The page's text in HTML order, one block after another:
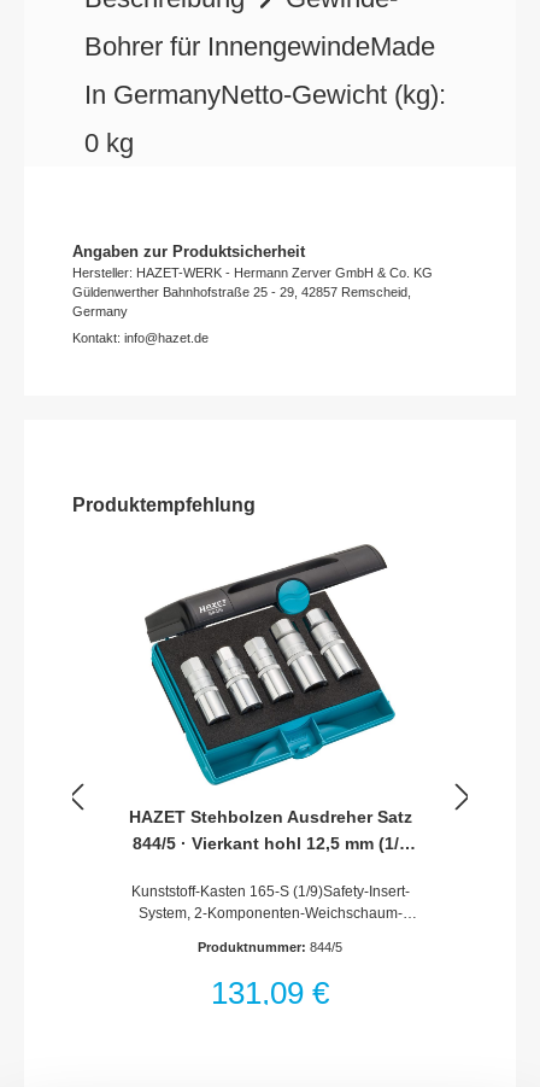
Bohrer für InnengewindeMade
In GermanyNetto-Gewicht (kg):
0 kg
Angaben zur Produktsicherheit
Hersteller: HAZET-WERK - Hermann Zerver GmbH & Co. KG
Güldenwerther Bahnhofstraße 25 - 29, 42857 Remscheid,
Germany
Kontakt: info@hazet.de
Produktempfehlung
HAZET Stehbolzen Ausdreher Satz
844/5 · Vierkant hohl 12,5 mm (1/2
Kunststoff-Kasten 165-S (1/9)Safety-Insert-
System, 2-Komponenten-Weichschaum-
AssistentOberfläche: verchromt, poliertMade
In GermanyAntrieb: Vierkant hohl 12,5 mm
(1/2 Zoll)Abmessungen / Länge: 185 mm x
Produktnummer: 844/5
131,09 €